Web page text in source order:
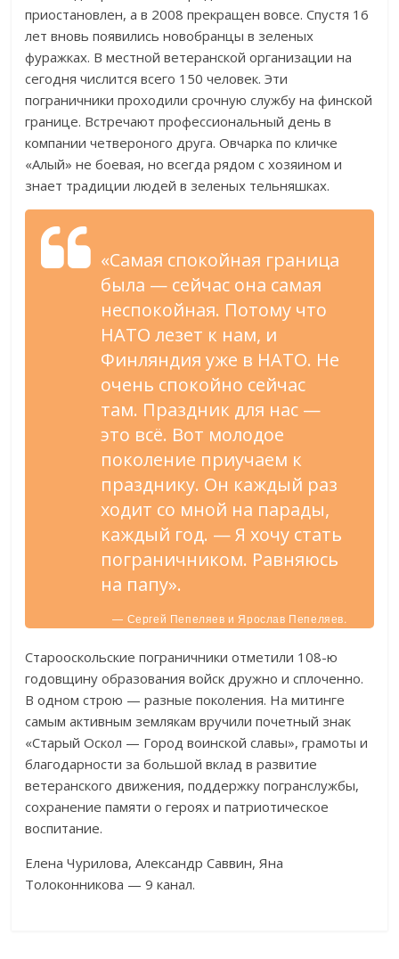
приостановлен, а в 2008 прекращен вовсе. Спустя 16
лет вновь появились новобранцы в зеленых
фуражках. В местной ветеранской организации на
сегодня числится всего 150 человек. Эти
пограничники проходили срочную службу на финской
границе. Встречают профессиональный день в
компании четвероного друга. Овчарка по кличке
«Алый» не боевая, но всегда рядом с хозяином и
знает традиции людей в зеленых тельняшках.
«Самая спокойная граница
была — сейчас она самая
неспокойная. Потому что
НАТО лезет к нам, и
Финляндия уже в НАТО. Не
очень спокойно сейчас
там. Праздник для нас —
это всё. Вот молодое
поколение приучаем к
празднику. Он каждый раз
ходит со мной на парады,
каждый год. — Я хочу стать
пограничником. Равняюсь
на папу».
— Сергей Пепеляев и Ярослав Пепеляев.
Старооскольские пограничники отметили 108-ю
годовщину образования войск дружно и сплоченно.
В одном строю — разные поколения. На митинге
самым активным землякам вручили почетный знак
«Старый Оскол — Город воинской славы», грамоты и
благодарности за большой вклад в развитие
ветеранского движения, поддержку погранслужбы,
сохранение памяти о героях и патриотическое
воспитание.
Елена Чурилова, Александр Саввин, Яна
Толоконникова — 9 канал.